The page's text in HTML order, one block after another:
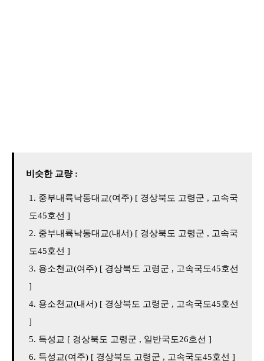
비슷한 교량 :
중부내륙낙동대교(여주) [ 경상북도 고령군 , 고속국
도45호선 ]
중부내륙낙동대교(내서) [ 경상북도 고령군 , 고속국
도45호선 ]
용소천교(여주) [ 경상북도 고령군 , 고속국도45호선
]
용소천교(내서) [ 경상북도 고령군 , 고속국도45호선
]
득성교 [ 경상북도 고령군 , 일반국도26호선 ]
득성교(여주) [ 경상북도 고령군 , 고속국도45호선 ]